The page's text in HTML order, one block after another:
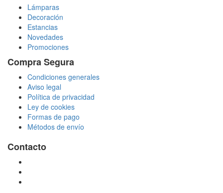
Lámparas
Decoración
Estancias
Novedades
Promociones
Compra Segura
Condiciones generales
Aviso legal
Política de privacidad
Ley de cookies
Formas de pago
Métodos de envío
Contacto